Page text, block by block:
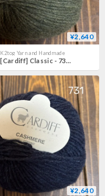
¥2,640
K2tog Yarn and Handmade
[Cardiff] Classic - 733 (Baobab)
¥2,640